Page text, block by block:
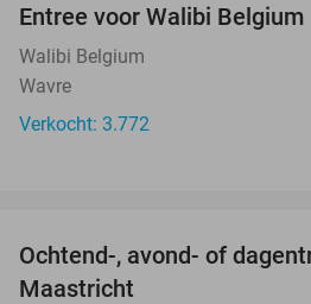
Entree voor Walibi Belgium
Walibi Belgium
Wavre
Verkocht: 3.772
Ochtend-, avond- of
Maastricht